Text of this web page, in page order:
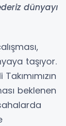
dünyayı
taşıyor.
beklenen